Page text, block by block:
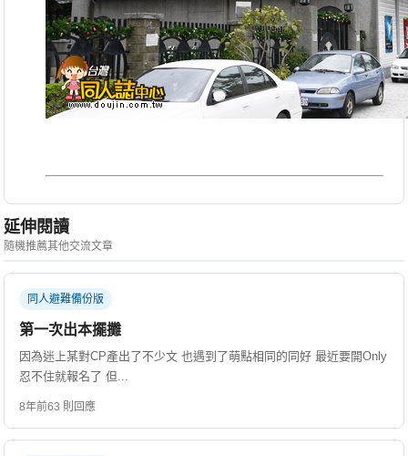
延伸閱讀
隨機推薦其他交流文章
同人避難備份版
第一次出本擺攤
因為迷上某對CP產出了不少文 也遇到了萌點相同的同好 最近要開Only
忍不住就報名了 但...
8年前63 則回應